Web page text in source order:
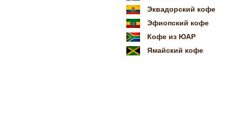
Эквадорский кофе
Эфиопский кофе
Кофе из ЮАР
Ямайский кофе